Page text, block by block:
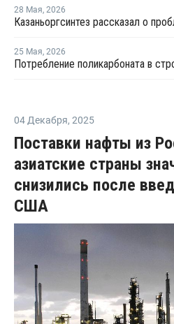
28 Мая, 2026
25 Мая, 2026
04 Декабря, 2025
Поставки нафты из
азиатские страны
снизились после
США